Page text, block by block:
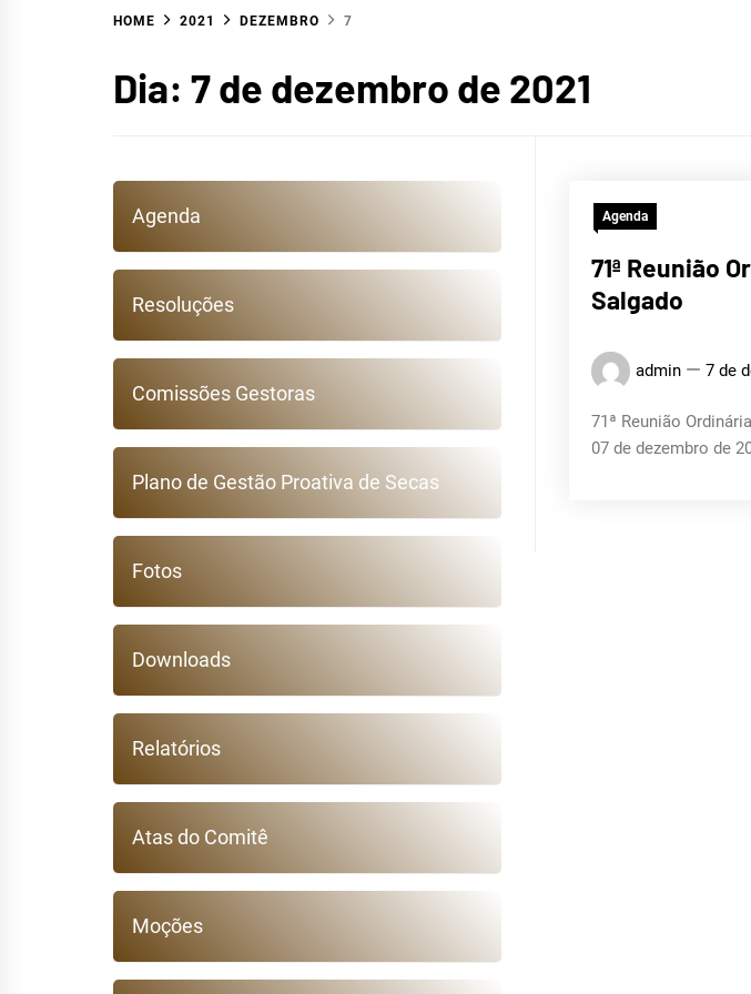
RIO
HOME 2021 DEZEMBRO 7
Dia: 7 de dezembro de 2021
Agenda
71ª Reunião
Salgado
admin 7 de
71ª Reunião
07 de dezembro de
Agenda
Resoluções
Comissões Gestoras
Plano de Gestão Proativa de Secas
Fotos
Downloads
Relatórios
Atas do Comitê
Moções